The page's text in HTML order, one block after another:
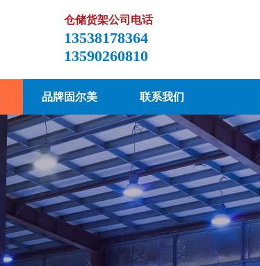
仓储货架公司电话
13538178364
13590260810
品牌固尔美 联系我们